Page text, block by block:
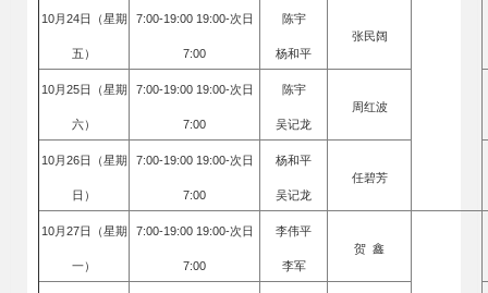
10月24日（星期
五）
7:00-19:00 19:00-次日
7:00
陈宇
杨和平
张民阔
10月25日（星期
六）
7:00-19:00 19:00-次日
7:00
陈宇
吴记龙
周红波
10月26日（星期
日）
7:00-19:00 19:00-次日
7:00
杨和平
吴记龙
任碧芳
10月27日（星期
一）
7:00-19:00 19:00-次日
7:00
李伟平
李军
贺 鑫